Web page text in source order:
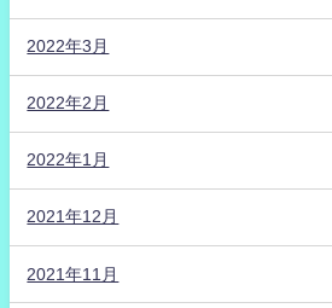
2022年3月
2022年2月
2022年1月
2021年12月
2021年11月